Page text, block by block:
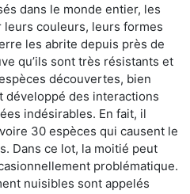
dans le monde entier, les
couleurs, leurs formes
les abrite depuis près de
qu’ils sont très résistants et
découvertes, bien
développé des interactions
indésirables. En fait, il
30 espèces qui causent le
Dans ce lot, la moitié peut
problématique.
nuisibles sont appelés